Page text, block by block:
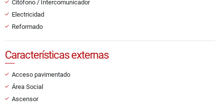
Citófono / Intercomunicador
Electricidad
Reformado
Características externas
Acceso pavimentado
Área Social
Ascensor